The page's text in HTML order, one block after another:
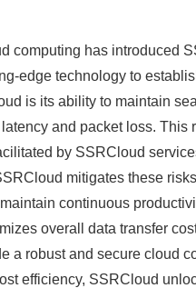
computing has introduced
edge technology to
is its ability to maintain
and packet loss.
by SSRCloud
mitigates these
continuous
overall data transfer
a robust and secure cloud
efficiency, SSRCloud